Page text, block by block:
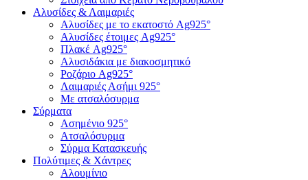
Αλυσίδες & Λαιμαριές
Αλυσίδες με το εκατοστό Ag925°
Αλυσίδες έτοιμες Ag925°
Πλακέ Ag925°
Αλυσιδάκια με διακοσμητικό
Ροζάριο Ag925°
Λαιμαριές Ασήμι 925°
Με ατσαλόσυρμα
Σύρματα
Ασημένιο 925°
Ατσαλόσυρμα
Σύρμα Κατασκευής
Πολύτιμες & Χάντρες
Αλουμίνιο